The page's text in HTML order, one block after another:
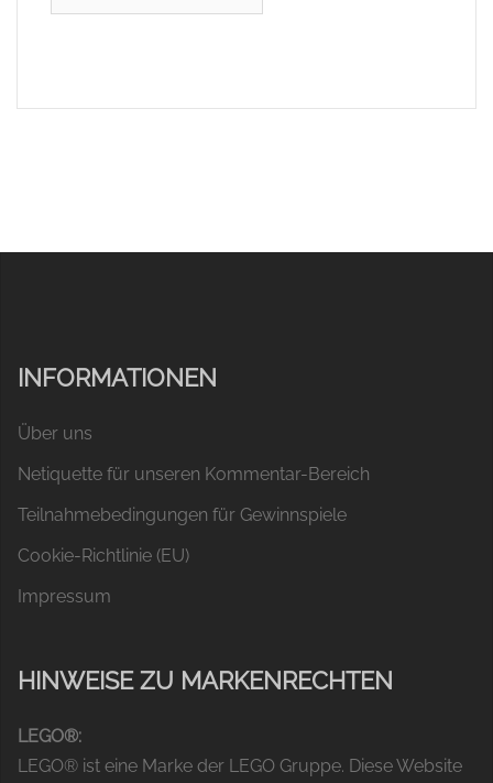
INFORMATIONEN
Über uns
Netiquette für unseren Kommentar-Bereich
Teilnahmebedingungen für Gewinnspiele
Cookie-Richtlinie (EU)
Impressum
HINWEISE ZU MARKENRECHTEN
LEGO®:
LEGO® ist eine Marke der LEGO Gruppe. Diese Website